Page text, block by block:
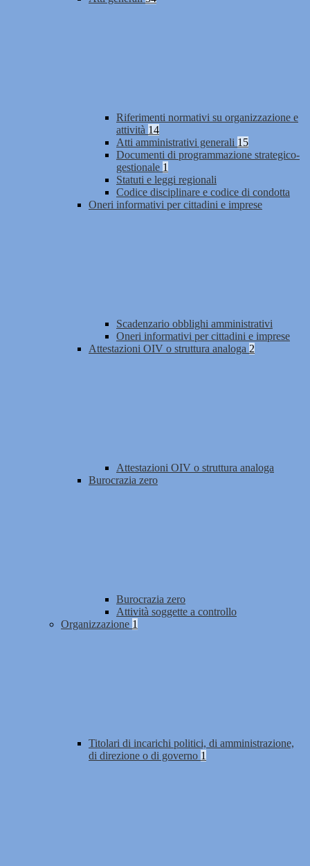
Riferimenti normativi su organizzazione e
attività 14
Atti amministrativi generali 15
Documenti di programmazione strategico-
gestionale 1
Statuti e leggi regionali
Codice disciplinare e codice di condotta
Oneri informativi per cittadini e imprese
Scadenzario obblighi amministrativi
Oneri informativi per cittadini e imprese
Attestazioni OIV o struttura analoga 2
Attestazioni OIV o struttura analoga
Burocrazia zero
Burocrazia zero
Attività soggette a controllo
Organizzazione 1
Titolari di incarichi politici, di amministrazione,
di direzione o di governo 1